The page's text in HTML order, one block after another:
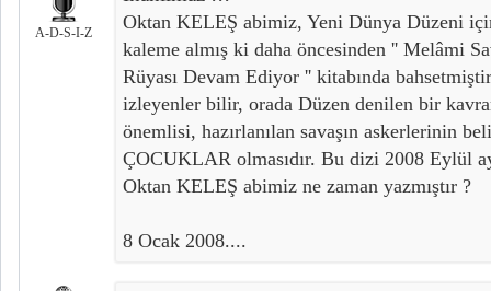
A-D-S-I-Z
Oktan KELEŞ abimiz, Yeni Dünya Düzeni
kaleme almış ki daha öncesinden '' Melâmi
Rüyası Devam Ediyor '' kitabında
izleyenler bilir, orada Düzen denilen bir
önemlisi, hazırlanılan savaşın askerlerinin
ÇOCUKLAR olmasıdır. Bu dizi 2008 Eylül
Oktan KELEŞ abimiz ne zaman yazmıştır ?
8 Ocak 2008....